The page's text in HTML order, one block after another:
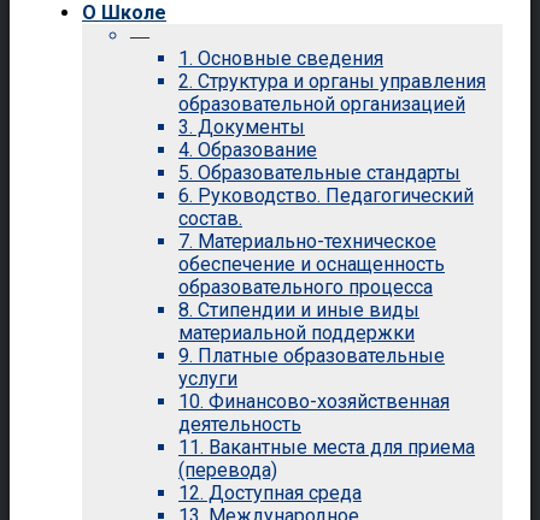
О Школе
—
1. Основные сведения
2. Структура и органы управления
образовательной организацией
3. Документы
4. Образование
5. Образовательные стандарты
6. Руководство. Педагогический
состав.
7. Материально-техническое
обеспечение и оснащенность
образовательного процесса
8. Стипендии и иные виды
материальной поддержки
9. Платные образовательные
услуги
10. Финансово-хозяйственная
деятельность
11. Вакантные места для приема
(перевода)
12. Доступная среда